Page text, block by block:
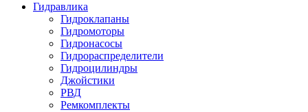
Гидравлика
Гидроклапаны
Гидромоторы
Гидронасосы
Гидрораспределители
Гидроцилиндры
Джойстики
РВД
Ремкомплекты